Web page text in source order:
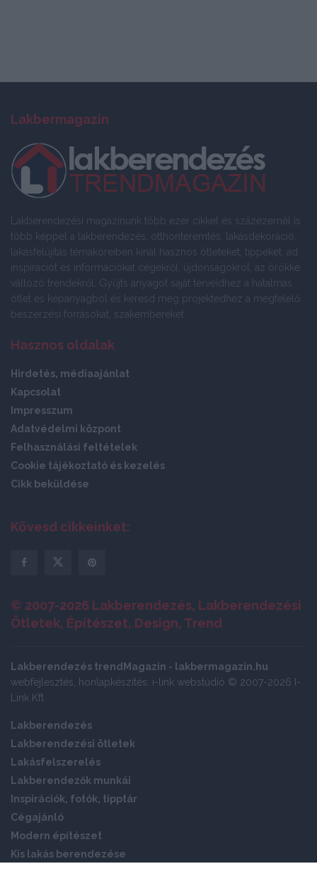
Lakbermagazin
Lakberendezési magazinunk több ezer cikkel és százezernél is
több képpel a lakberendezés, otthonteremtés, lakásdekoráció,
lakásfelújítás témaköreiben kínál hasznos ötleteket, tippeket, ad
inspirációt és információkat cégekről, újdonságokról, az örökké
változó trendekről. Gyűjts anyagot saját terveidhez a hatalmas
ötlet és képanyagból és keresd meg projektedhez a megfelelő
beszerzési forrásokat, szakembereket.
Hasznos oldalak
Hirdetés, médiaajánlat
Kapcsolat
Impresszum
Adatvédelmi központ
Felhasználási feltételek
Cookie tájékoztató és kezelés
Cikk beküldése
Kövesd cikkeinket:
© 2007-2026 Lakberendezés, Lakberendezési
Ötletek, Építészet, Design, Trend
Lakberendezés trendMagazin - lakbermagazin.hu
webfejlesztés, honlapkészítés: i-link webstúdió © 2007-2026 I-
Link Kft
Lakberendezés
Lakberendezési ötletek
Lakásfelszerelés
Lakberendezők munkái
Inspirációk, fotók, tipptár
Cégajánló
Modern építészet
Kis lakás berendezése